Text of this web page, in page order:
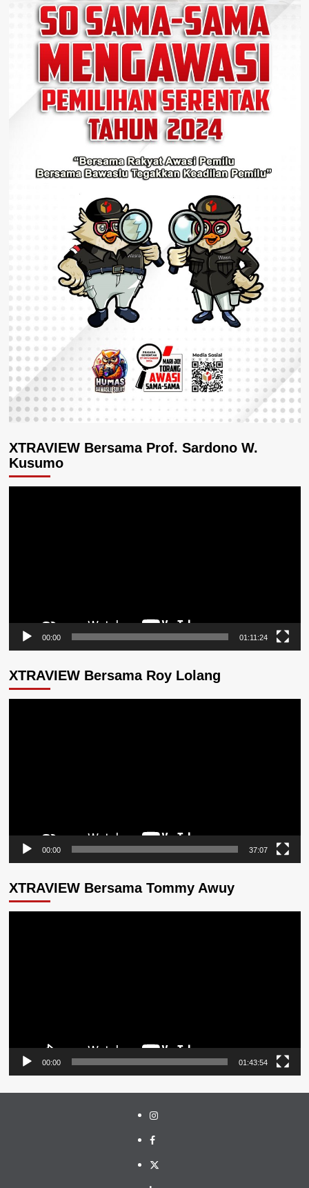
XTRAVIEW Bersama Prof. Sardono W.
Kusumo
00:00 01:11:24
XTRAVIEW Bersama Roy Lolang
00:00 37:07
XTRAVIEW Bersama Tommy Awuy
00:00 01:43:54
Instagram
Facebook
Twitter